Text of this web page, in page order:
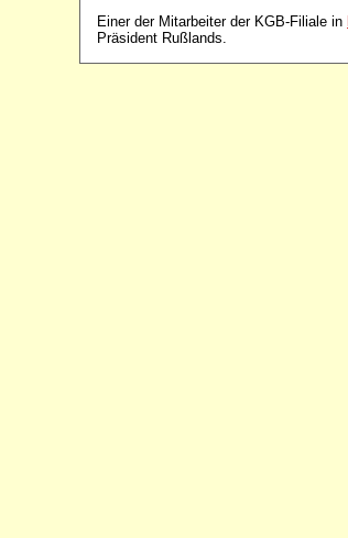
Einer der Mitarbeiter der KGB-Filiale in
Präsident Rußlands.